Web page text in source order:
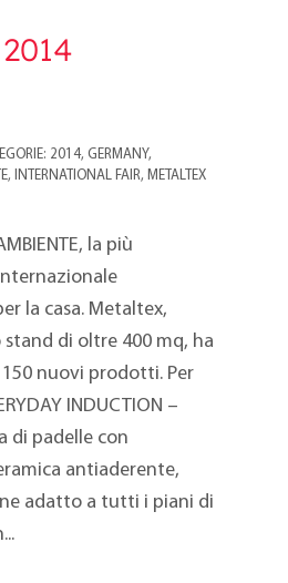
2014, GERMANY,
, INTERNATIONAL FAIR, METALTEX
la più
la casa. Metaltex,
di oltre 400 mq, ha
nuovi prodotti. Per
INDUCTION –
di padelle con
antiaderente,
adatto a tutti i piani di